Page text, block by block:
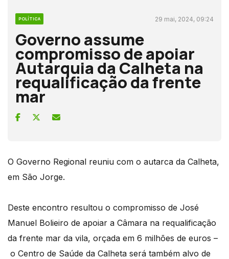
POLÍTICA 29 mai, 2024, 09:24
Governo assume
compromisso de apoiar
Autarquia da Calheta na
requalificação da frente
mar
O Governo Regional reuniu com o autarca da Calheta,
em São Jorge.
Deste encontro resultou o compromisso de José
Manuel Bolieiro de apoiar a Câmara na requalificação
da frente mar da vila, orçada em 6 milhões de euros –
o Centro de Saúde da Calheta será também alvo de